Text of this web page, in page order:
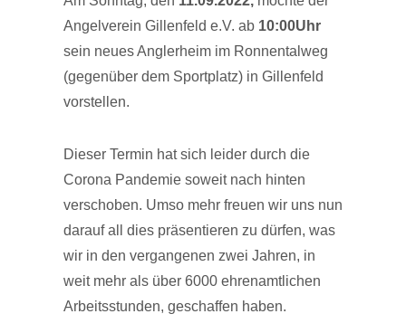
Angelverein Gillenfeld e.V. ab 10:00Uhr
sein neues Anglerheim im Ronnentalweg
(gegenüber dem Sportplatz) in Gillenfeld
vorstellen.
Dieser Termin hat sich leider durch die
Corona Pandemie soweit nach hinten
verschoben. Umso mehr freuen wir uns nun
darauf all dies präsentieren zu dürfen, was
wir in den vergangenen zwei Jahren, in
weit mehr als über 6000 ehrenamtlichen
Arbeitsstunden, geschaffen haben.